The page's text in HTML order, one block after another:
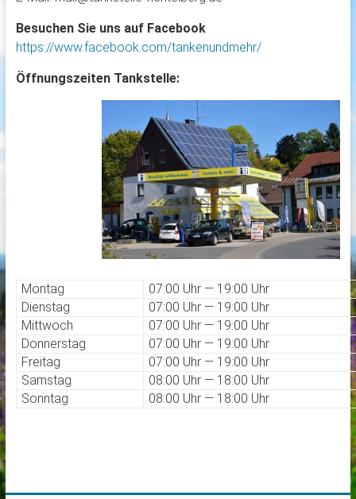
Besuchen Sie uns auf Facebook
https://www.facebook.com/tankenundmehr/
Öffnungszeiten Tankstelle:
Montag
07:00 Uhr — 19:00 Uhr
Dienstag
07:00 Uhr — 19:00 Uhr
Mittwoch
07:00 Uhr — 19:00 Uhr
Donnerstag
07:00 Uhr — 19:00 Uhr
Freitag
07:00 Uhr — 19:00 Uhr
Samstag
08:00 Uhr — 18:00 Uhr
Sonntag
08:00 Uhr — 18:00 Uhr